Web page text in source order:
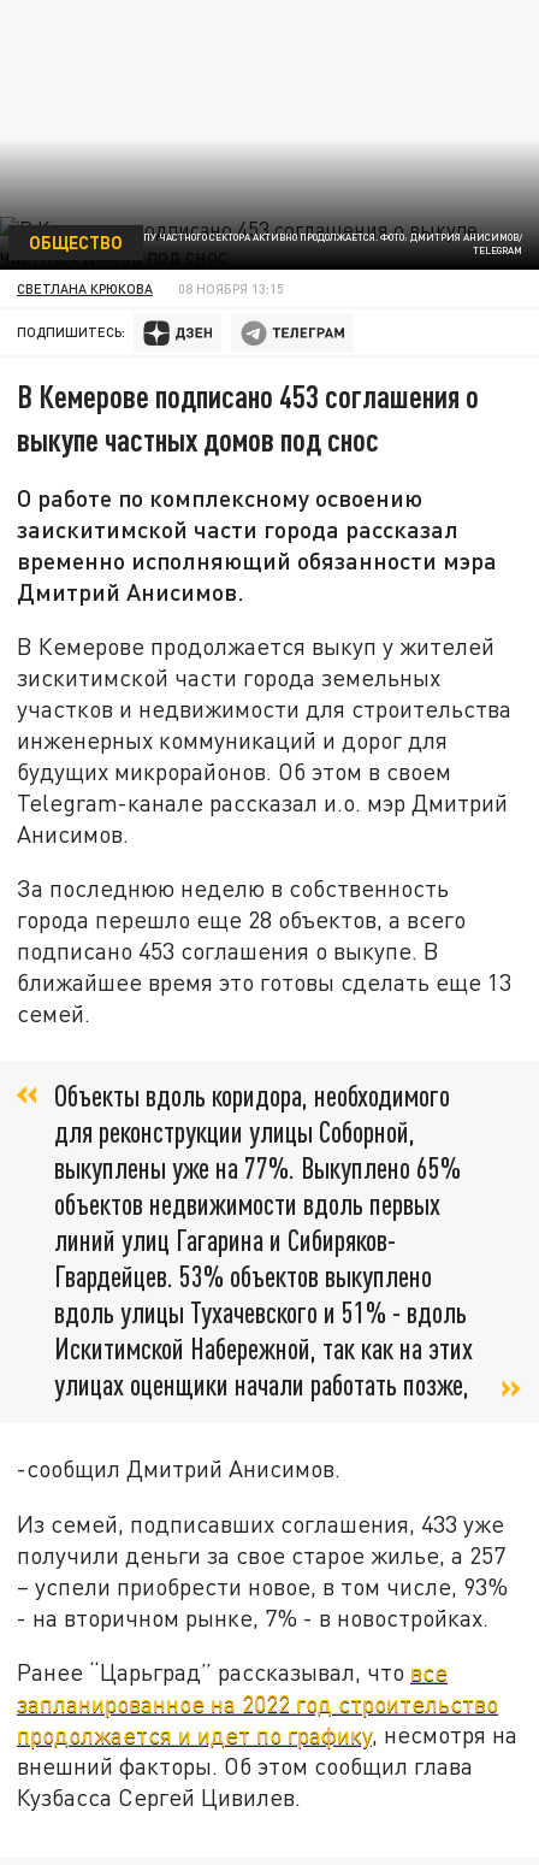
РАБОТА ПО ВЫКУПУ ЧАСТНОГО СЕКТОРА АКТИВНО ПРОДОЛЖАЕТСЯ. ФОТО: ДМИТРИЯ АНИСИМОВ/
TELEGRAM
ОБЩЕСТВО
СВЕТЛАНА КРЮКОВА 08 НОЯБРЯ 13:15
ПОДПИШИТЕСЬ:
В Кемерове подписано 453 соглашения о
выкупе частных домов под снос
О работе по комплексному освоению
заискитимской части города рассказал
временно исполняющий обязанности мэра
Дмитрий Анисимов.
В Кемерове продолжается выкуп у жителей
зискитимской части города земельных
участков и недвижимости для строительства
инженерных коммуникаций и дорог для
будущих микрорайонов. Об этом в своем
Telegram-канале рассказал и.о. мэр Дмитрий
Анисимов.
За последнюю неделю в собственность
города перешло еще 28 объектов, а всего
подписано 453 соглашения о выкупе. В
ближайшее время это готовы сделать еще 13
семей.
Объекты вдоль коридора, необходимого
для реконструкции улицы Соборной,
выкуплены уже на 77%. Выкуплено 65%
объектов недвижимости вдоль первых
линий улиц Гагарина и Сибиряков-
Гвардейцев. 53% объектов выкуплено
вдоль улицы Тухачевского и 51% - вдоль
Искитимской Набережной, так как на этих
улицах оценщики начали работать позже,
-сообщил Дмитрий Анисимов.
Из семей, подписавших соглашения, 433 уже
получили деньги за свое старое жилье, а 257
– успели приобрести новое, в том числе, 93%
- на вторичном рынке, 7% - в новостройках.
Ранее “Царьград” рассказывал, что все
запланированное на 2022 год строительство
продолжается и идет по графику, несмотря на
внешний факторы. Об этом сообщил глава
Кузбасса Сергей Цивилев.